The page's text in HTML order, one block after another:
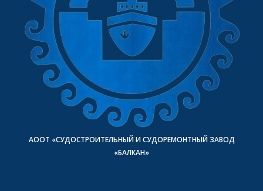
АООТ «СУДОСТРОИТЕЛЬНЫЙ И СУДОРЕМОНТНЫЙ ЗАВОД
«БАЛКАН»